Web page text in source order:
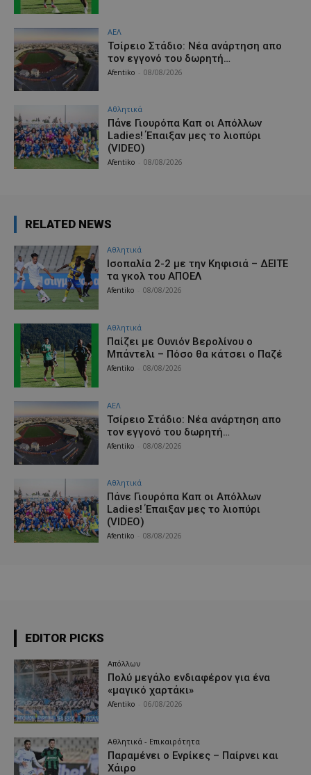
ΑΕΛ
Τσίρειο Στάδιο: Νέα ανάρτηση απο
τον εγγονό του δωρητή…
Afentiko 08/08/2026
Αθλητικά
Πάνε Γιουρόπα Καπ oι Απόλλων
Ladies! Έπαιξαν μες το λιοπύρι
(VIDEO)
Afentiko 08/08/2026
RELATED NEWS
Αθλητικά
Iσοπαλία 2-2 με την Κηφισιά – ΔΕΙΤΕ
τα γκολ του ΑΠΟΕΛ
Afentiko 08/08/2026
Αθλητικά
Παίζει με Ουνιόν Βερολίνου ο
Μπάντελι – Πόσο θα κάτσει ο Παζέ
Afentiko 08/08/2026
ΑΕΛ
Τσίρειο Στάδιο: Νέα ανάρτηση απο
τον εγγονό του δωρητή…
Afentiko 08/08/2026
Αθλητικά
Πάνε Γιουρόπα Καπ oι Απόλλων
Ladies! Έπαιξαν μες το λιοπύρι
(VIDEO)
Afentiko 08/08/2026
EDITOR PICKS
Απόλλων
Πολύ μεγάλο ενδιαφέρον για ένα
«μαγικό χαρτάκι»
Afentiko 06/08/2026
Αθλητικά - Επικαιρότητα
Παραμένει ο Ενρίκες – Παίρνει και
Χάιρο